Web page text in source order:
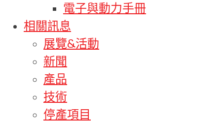
電子與動力手冊
相關訊息
展覽&活動
新聞
產品
技術
停產項目